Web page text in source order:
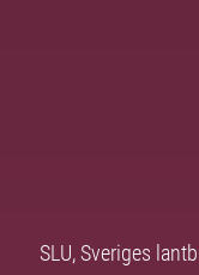
SLU, Sveriges